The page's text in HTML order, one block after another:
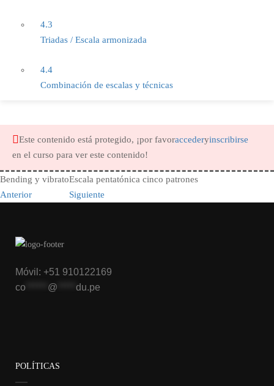
4.3
Triadas / Escala armonizada
4.4
Combinación de escalas y técnicas
Este contenido está protegido, ¡por favoraccederyinscribirse
en el curso para ver este contenido!
Bending y vibrato
Anterior
Escala pentatónica cinco patrones
Siguiente
Móvil: +51 910122169
co
@ du.pe
POLÍTICAS